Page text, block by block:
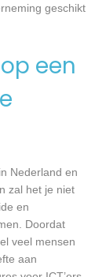
geschikt
een
Nederland en
zal het je niet
en
Doordat
veel mensen
aan